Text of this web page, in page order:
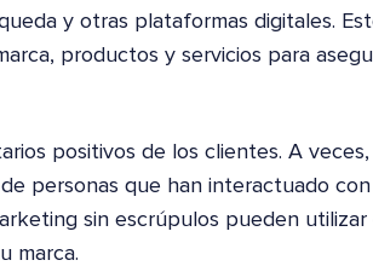
y otras plataformas digitales.
productos y servicios para
positivos de los clientes. A
de personas que han interactuado con
sin escrúpulos pueden utilizar
marca.